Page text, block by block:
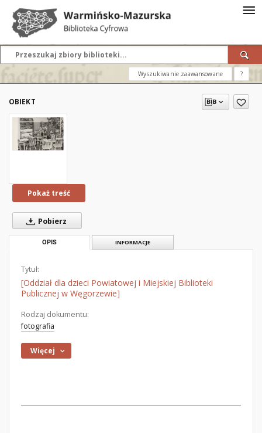
Wyszukiwanie zaawansowane ?
OBIEKT
Pokaż treść
Pobierz
OPIS INFORMACJE
Tytuł:
[Oddział dla dzieci Powiatowej i Miejskiej Biblioteki
Publicznej w Węgorzewie]
Rodzaj dokumentu:
fotografia
Więcej